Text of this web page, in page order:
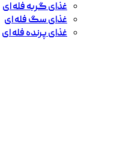
غذای گربه فله ای
غذای سگ فله ای
غذای پرنده فله ای